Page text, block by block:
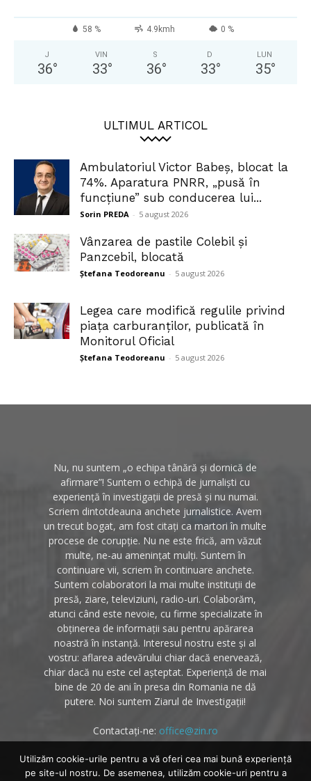
58 % 4.9kmh 0 %
J
36°
VIN
33°
S
36°
D
33°
LUN
35°
ULTIMUL ARTICOL
Ambulatoriul Victor Babeș, blocat la
74%. Aparatura PNRR, „pusă în
funcțiune” sub conducerea lui...
Sorin PREDA - 5 august 2026
Vânzarea de pastile Colebil și
Panzcebil, blocată
Ștefana Teodoreanu - 5 august 2026
Legea care modifică regulile privind
piața carburanților, publicată în
Monitorul Oficial
Ștefana Teodoreanu - 5 august 2026
Nu, nu suntem „o echipa tânără și dornică de
afirmare”! Suntem o echipă de jurnaliști cu
experiență în investigații de presă și nu numai.
Scriem dintotdeauna anchete jurnalistice. Avem
un trecut bogat, am fost citați ca martori în multe
procese de corupție. Nu ne este frică, am văzut
multe, ne-au amenințat mulți. Suntem în
continuare vii, scriem în continuare anchete.
Suntem colaboratori la mai multe instituții de
presă, ziare, televiziuni, radio-uri. Colaborăm,
atunci când este nevoie, cu firme specializate în
obținerea de informații sau pentru apărarea
noastră în instanță. Interesul nostru este și al
vostru: aflarea adevărului chiar dacă enervează,
chiar dacă nu este cel așteptat. Experiență de mai
bine de 20 de ani în presa din Romania ne dă
putere. Noi suntem Ziarul de Investigații!
Contactați-ne: office@zin.ro
Utilizăm cookie-urile pentru a vă oferi cea mai bună experiență
pe site-ul nostru. De asemenea, utilizăm cookie-uri pentru a